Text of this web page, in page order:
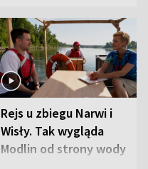
Rejs u zbiegu Narwi i
Wisły. Tak wygląda
Modlin od strony wody